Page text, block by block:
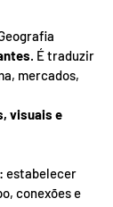
. É traduzir
mercados,
visuais e
: estabelecer
conexões e